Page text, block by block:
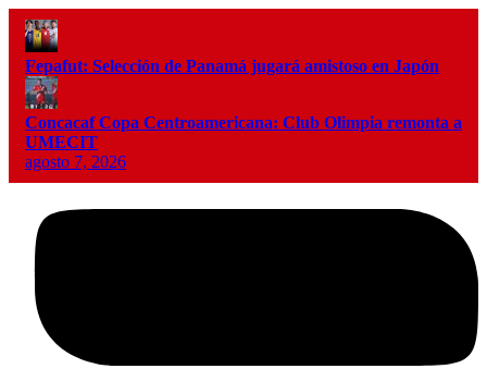
Fepafut: Selección de Panamá jugará amistoso en Japón
Concacaf Copa Centroamericana: Club Olimpia remonta a
UMECIT
agosto 7, 2026